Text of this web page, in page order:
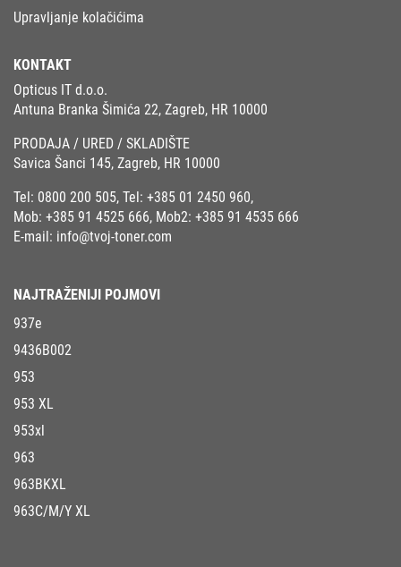
Upravljanje kolačićima
KONTAKT
Opticus IT d.o.o.
Antuna Branka Šimića 22, Zagreb, HR 10000
PRODAJA / URED / SKLADIŠTE
Savica Šanci 145, Zagreb, HR 10000
Tel: 0800 200 505, Tel: +385 01 2450 960,
Mob: +385 91 4525 666, Mob2: +385 91 4535 666
E-mail: info@tvoj-toner.com
NAJTRAŽENIJI POJMOVI
937e
9436B002
953
953 XL
953xl
963
963BKXL
963C/M/Y XL